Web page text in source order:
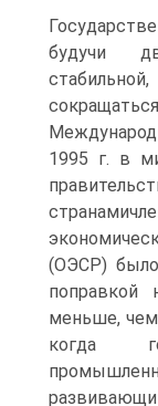
будучи
1995 г. в
(ОЭСР)
меньше,
когда